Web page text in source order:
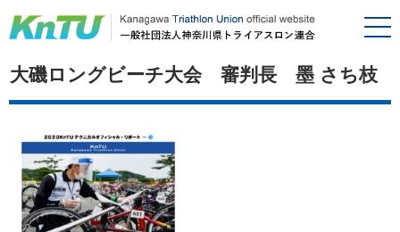
大磯ロングビーチ大会 審判長 墨 さち枝